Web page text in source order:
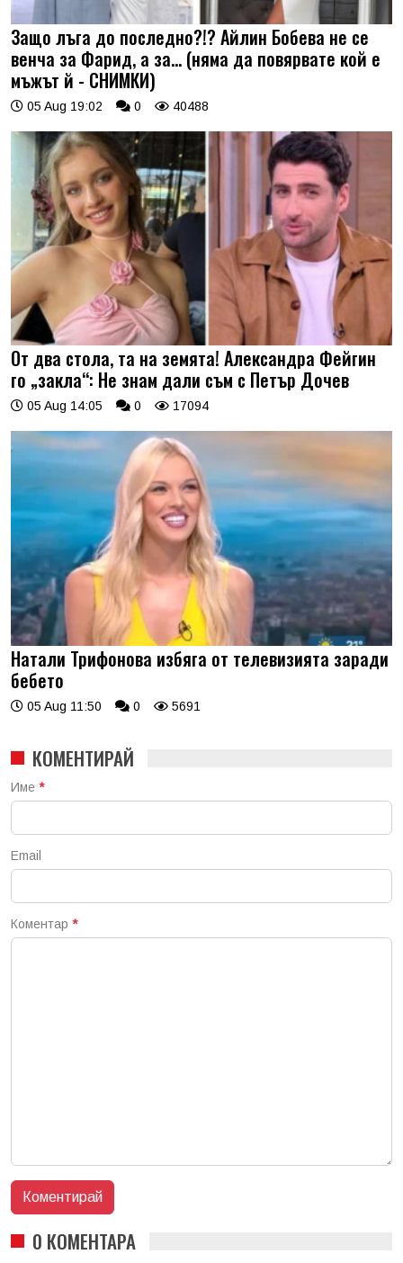
Защо лъга до последно?!? Айлин Бобева не се
венча за Фарид, а за... (няма да повярвате кой е
мъжът й - СНИМКИ)
05 Aug 19:02 0 40488
От два стола, та на земята! Александра Фейгин
го „закла“: Не знам дали съм с Петър Дочев
05 Aug 14:05 0 17094
Натали Трифонова избяга от телевизията заради
бебето
05 Aug 11:50 0 5691
КОМЕНТИРАЙ
Име *
Email
Коментар *
0 КОМЕНТАРА